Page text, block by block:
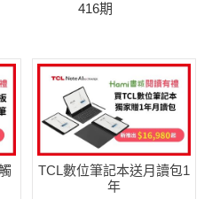
416期
TCL數位筆記本送月讀包1
年